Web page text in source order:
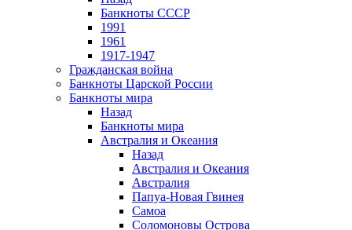
Банкноты СССР
1991
1961
1917-1947
Гражданская война
Банкноты Царской России
Банкноты мира
Назад
Банкноты мира
Австралия и Океания
Назад
Австралия и Океания
Австралия
Папуа-Новая Гвинея
Самоа
Соломоновы Острова